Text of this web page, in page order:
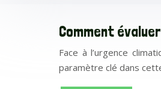
Comment
Face à l’urgence
paramètre clé dans